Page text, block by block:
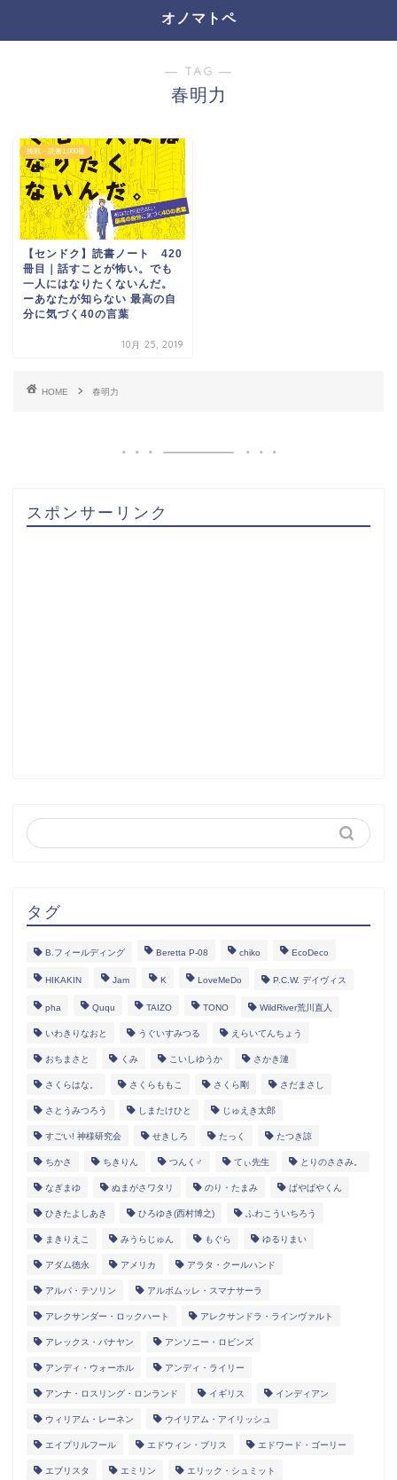
オノマトペ
― TAG ―
春明力
挑戦・読書1,000冊
【センドク】読書ノート 420
冊目｜話すことが怖い。でも
一人にはなりたくないんだ。
ーあなたが知らない 最高の自
分に気づく40の言葉
10月 25, 2019
HOME 春明力
スポンサーリンク
タグ
B.フィールディング Beretta P-08 chiko EcoDeco
HIKAKIN Jam K LoveMeDo P.C.W. デイヴィス
pha Ququ TAIZO TONO WildRiver荒川直人
いわきりなおと うぐいすみつる えらいてんちょう
おちまさと くみ こいしゆうか さかき漣
さくらはな。 さくらももこ さくら剛 さだまさし
さとうみつろう しまたけひと じゅえき太郎
すごい! 神様研究会 せきしろ たっく たつき諒
ちかさ ちきりん つんく♂ てぃ先生 とりのささみ。
なぎまゆ ぬまがさワタリ のり・たまみ ぱやぱやくん
ひきたよしあき ひろゆき(西村博之) ふわこういちろう
まきりえこ みうらじゅん もぐら ゆるりまい
アダム徳永 アメリカ アラタ・クールハンド
アルパ・テソリン アルボムッレ・スマナサーラ
アレクサンダー・ロックハート アレクサンドラ・ラインヴァルト
アレックス・バナヤン アンソニー・ロビンズ
アンディ・ウォーホル アンディ・ライリー
アンナ・ロスリング・ロンランド イギリス インディアン
ウィリアム・レーネン ウイリアム・アイリッシュ
エイプリルフール エドウィン・ブリス エドワード・ゴーリー
エブリスタ エミリン エリック・シュミット